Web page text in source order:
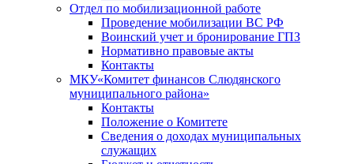
Отдел по мобилизационной работе
Проведение мобилизации ВС РФ
Воинский учет и бронирование ГПЗ
Нормативно правовые акты
Контакты
МКУ«Комитет финансов Слюдянского
муниципального района»
Контакты
Положение о Комитете
Сведения о доходах муниципальных
служащих